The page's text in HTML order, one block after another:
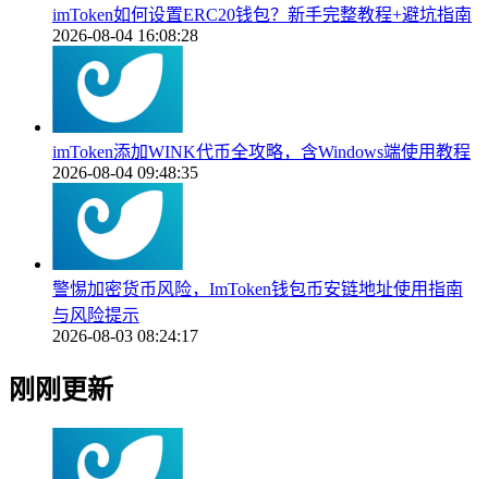
imToken如何设置ERC20钱包？新手完整教程+避坑指南
2026-08-04 16:08:28
imToken添加WINK代币全攻略，含Windows端使用教程
2026-08-04 09:48:35
警惕加密货币风险，ImToken钱包币安链地址使用指南
与风险提示
2026-08-03 08:24:17
刚刚更新